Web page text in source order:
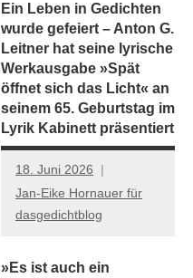
Ein Leben in Gedichten
wurde gefeiert – Anton G.
Leitner hat seine lyrische
Werkausgabe »Spät
öffnet sich das Licht« an
seinem 65. Geburtstag im
Lyrik Kabinett präsentiert
18. Juni 2026
Jan-Eike Hornauer für
dasgedichtblog
»Es ist auch ein